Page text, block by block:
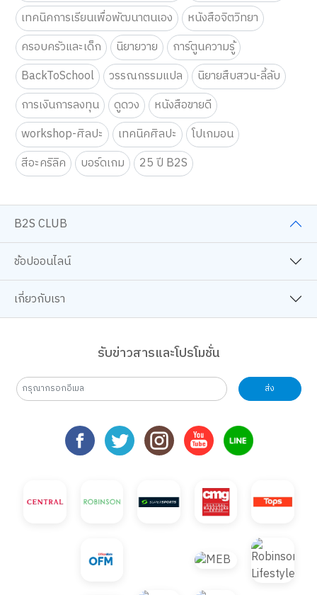
เทคนิคการเรียนเพื่อพัฒนาตนเอง
หนังสือจิตวิทยา
ครอบครัวและเด็ก
นิยายวาย
การ์ตูนความรู้
BackToSchool
วรรณกรรมแปล
นิยายสืบสวน-ลี้ลับ
การเงินการลงทุน
ดูดวง
หนังสือขายดี
workshop-ศิลปะ
เทคนิคศิลปะ
โปเกมอน
สีอะคริลิค
บอร์ดเกม 25 ปี B2S
B2S CLUB
ช้อปออนไลน์
เกี่ยวกับเรา
รับข่าวสารและโปรโมชั่น
ส่ง